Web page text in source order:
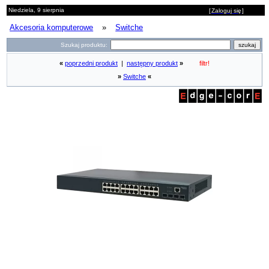
Niedziela, 9 sierpnia [Zaloguj się]
Akcesoria komputerowe » Switche
Szukaj produktu:
« poprzedni produkt następny produkt »
filtr!
» Switche «